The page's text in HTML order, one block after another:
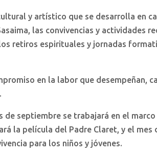
y artístico que se desarrolla en
las convivencias y actividades
retiros espirituales y jornadas
en la labor que desempeñan,
de septiembre se trabajará en el
la película del Padre Claret, y el mes
para los niños y jóvenes.